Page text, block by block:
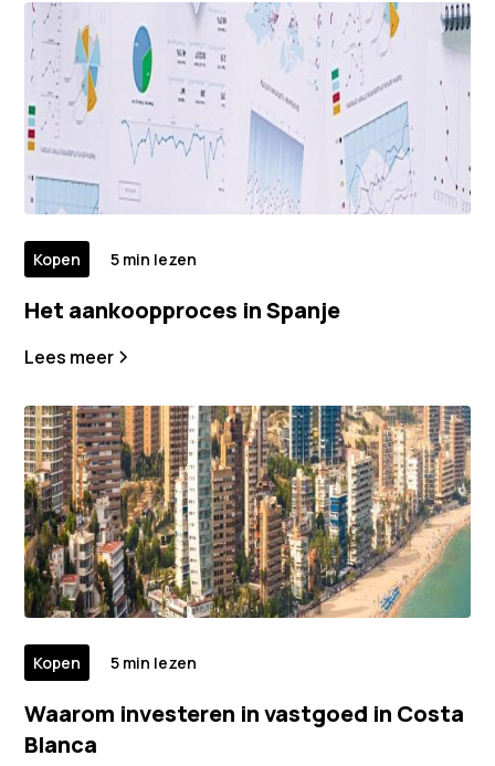
Kopen 5 min lezen
Het aankoopproces in Spanje
Lees meer
Kopen 5 min lezen
Waarom investeren in vastgoed in Costa
Blanca